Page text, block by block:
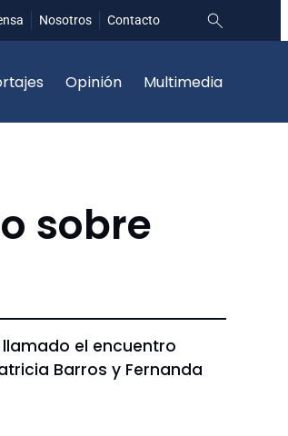
Nosotros Contacto
Opinión Multimedia
sobre
el encuentro
Barros y Fernanda